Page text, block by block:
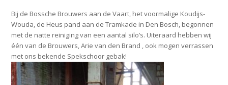
Bij de Bossche Brouwers aan de Vaart, het voormalige Koudijs-
Wouda, de Heus pand aan de Tramkade in Den Bosch, begonnen
met de natte reiniging van een aantal silo’s. Uiteraard hebben wij
één van de Brouwers, Arie van den Brand , ook mogen verrassen
met ons bekende Spekschoor gebak!